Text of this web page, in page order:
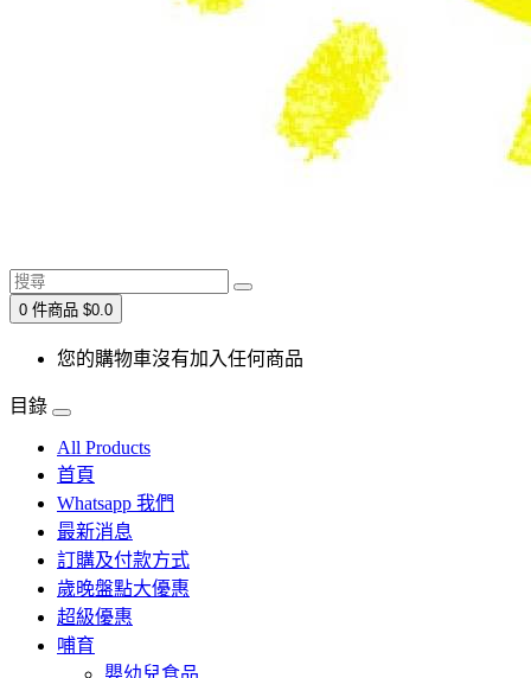
0 件商品 $0.0
您的購物車沒有加入任何商品
目錄
All Products
首頁
Whatsapp 我們
最新消息
訂購及付款方式
歲晚盤點大優惠
超級優惠
哺育
嬰幼兒食品